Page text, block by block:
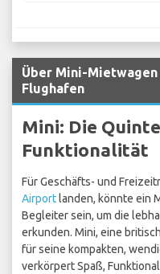
Über Mini-
Flughafen
Mini: Die
Funktionalität
Für Geschäfts- und
Airport landen, könnte ein
Begleiter sein, um die
erkunden. Mini, eine
für seine kompakten,
verkörpert Spaß,